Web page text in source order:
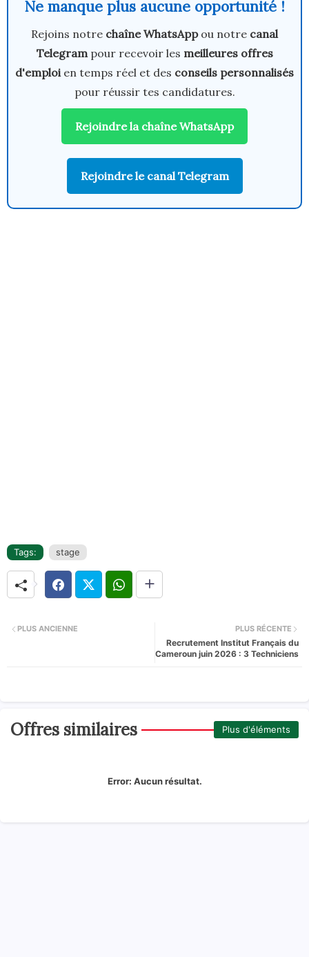
Ne manque plus aucune opportunité !
Rejoins notre chaîne WhatsAppou notre canal
Telegrampour recevoir les meilleures offres
d'emploien temps réel et des conseils personnalisés
pour réussir tes candidatures.
Rejoindre la chaîne WhatsApp
Rejoindre le canal Telegram
Tags: stage
PLUS RÉCENTE
Recrutement Institut Français du
Cameroun juin 2026 : 3 Techniciens
PLUS ANCIENNE
Offres similaires Plus d'éléments
Error: Aucun résultat.